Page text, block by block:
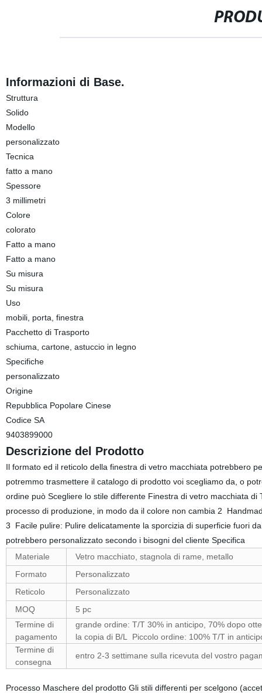
Informazioni di Base.
Struttura
Solido
Modello
personalizzato
Tecnica
fatto a mano
Spessore
3 millimetri
Colore
colorato
Fatto a mano
Fatto a mano
Su misura
Su misura
Uso
mobili, porta, finestra
Pacchetto di Trasporto
schiuma, cartone, astuccio in legno
Specifiche
personalizzato
Origine
Repubblica Popolare Cinese
Codice SA
9403899000
Descrizione del Prodotto
Il formato ed il reticolo della finestra di vetro macchiata potrebbero
potremmo trasmettere il catalogo di prodotto voi scegliamo da, o
ordine può Scegliere lo stile differente Finestra di vetro macchiata
processo di produzione, in modo da il colore non cambia 2
3 Facile pulire: Pulire delicatamente la sporcizia di superficie fuori
potrebbero personalizzato secondo i bisogni del cliente Specifica
Materiale
Vetro macchiato, stagnola di rame, metallo
Formato
Personalizzato
Reticolo
Personalizzato
MOQ
5 pc
Termine di
pagamento
grande ordine: T/T 30% in anticipo, 70% dopo
la copia di B/L Piccolo ordine: 100% T/T in
Termine di
consegna
entro 2-3 settimane sulla ricevuta del vostro
Processo Maschere del prodotto Gli stili differenti per scelgono